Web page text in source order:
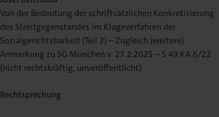
Von der Bedeutung der schriftsätzlichen Konkretisierung
des Streitgegenstandes im Klageverfahren der
Sozialgerichtsbarkeit (Teil 2) – Zugleich (weitere)
Anmerkung zu SG München v. 27.2.2025 – S 49 KA 6/22
(nicht rechtskräftig, unveröffentlicht)
Rechtsprechung